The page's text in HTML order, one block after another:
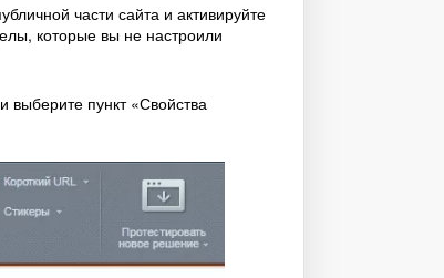
части сайта и активируйте
которые вы не настроили
выберите пункт «Свойства